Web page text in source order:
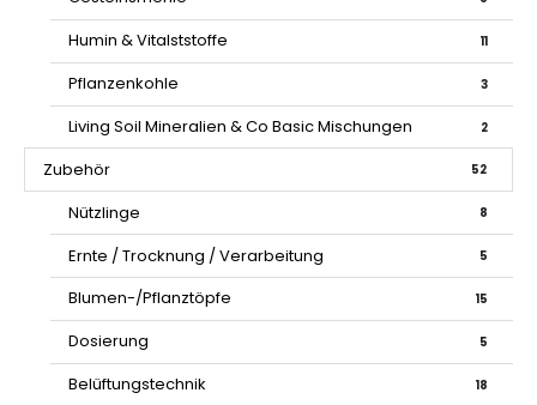
Humin & Vitalststoffe 11
Pflanzenkohle 3
Living Soil Mineralien & Co Basic Mischungen 2
Zubehör 52
Nützlinge 8
Ernte / Trocknung / Verarbeitung 5
Blumen-/Pflanztöpfe 15
Dosierung 5
Belüftungstechnik 18